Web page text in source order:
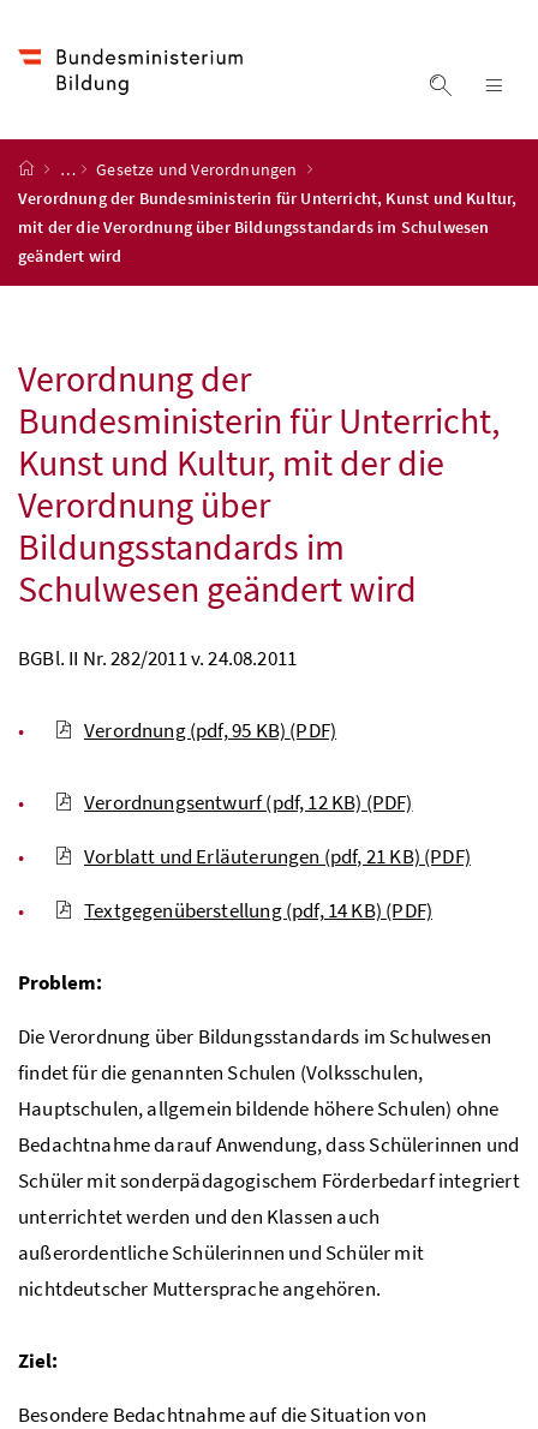
Suche
Startseite
…
Gesetze und Verordnungen
Verordnung der Bundesministerin für Unterricht, Kunst und Kultur,
mit der die Verordnung über Bildungsstandards im Schulwesen
geändert wird
Verordnung der
Bundesministerin für Unterricht,
Kunst und Kultur, mit der die
Verordnung über
Bildungsstandards im
Schulwesen geändert wird
BGBl. II Nr. 282/2011 v. 24.08.2011
Verordnung (pdf, 95 KB) (PDF)
Verordnungsentwurf (pdf, 12 KB) (PDF)
Vorblatt und Erläuterungen (pdf, 21 KB) (PDF)
Textgegenüberstellung (pdf, 14 KB) (PDF)
Problem:
Die Verordnung über Bildungsstandards im Schulwesen
findet für die genannten Schulen (Volksschulen,
Hauptschulen, allgemein bildende höhere Schulen) ohne
Bedachtnahme darauf Anwendung, dass Schülerinnen und
Schüler mit sonderpädagogischem Förderbedarf integriert
unterrichtet werden und den Klassen auch
außerordentliche Schülerinnen und Schüler mit
nichtdeutscher Muttersprache angehören.
Ziel:
Besondere Bedachtnahme auf die Situation von